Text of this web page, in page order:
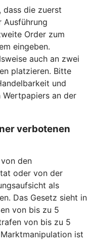
dass die zuerst
Ausführung
Order zum
eingeben.
auch an zwei
platzieren. Bitte
und
an der
verbotenen
den
oder von der
als
Das Gesetz sieht in
von bis zu 5
von bis zu 5
ist